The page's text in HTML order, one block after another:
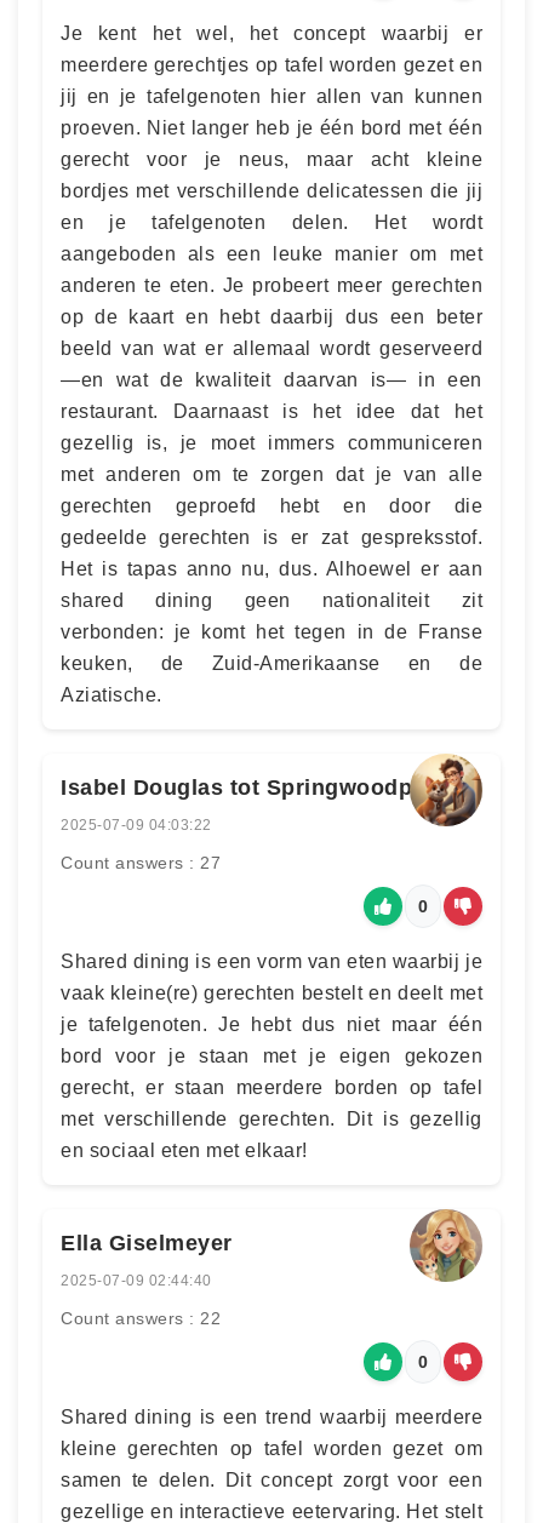
Je kent het wel, het concept waarbij er
meerdere gerechtjes op tafel worden gezet en
jij en je tafelgenoten hier allen van kunnen
proeven. Niet langer heb je één bord met één
gerecht voor je neus, maar acht kleine
bordjes met verschillende delicatessen die jij
en je tafelgenoten delen. Het wordt
aangeboden als een leuke manier om met
anderen te eten. Je probeert meer gerechten
op de kaart en hebt daarbij dus een beter
beeld van wat er allemaal wordt geserveerd
—en wat de kwaliteit daarvan is— in een
restaurant. Daarnaast is het idee dat het
gezellig is, je moet immers communiceren
met anderen om te zorgen dat je van alle
gerechten geproefd hebt en door die
gedeelde gerechten is er zat gespreksstof.
Het is tapas anno nu, dus. Alhoewel er aan
shared dining geen nationaliteit zit
verbonden: je komt het tegen in de Franse
keuken, de Zuid-Amerikaanse en de
Aziatische.
Isabel Douglas tot Springwoodpark
2025-07-09 04:03:22
Count answers : 27
0
Shared dining is een vorm van eten waarbij je
vaak kleine(re) gerechten bestelt en deelt met
je tafelgenoten. Je hebt dus niet maar één
bord voor je staan met je eigen gekozen
gerecht, er staan meerdere borden op tafel
met verschillende gerechten. Dit is gezellig
en sociaal eten met elkaar!
Ella Giselmeyer
2025-07-09 02:44:40
Count answers : 22
0
Shared dining is een trend waarbij meerdere
kleine gerechten op tafel worden gezet om
samen te delen. Dit concept zorgt voor een
gezellige en interactieve eetervaring. Het stelt